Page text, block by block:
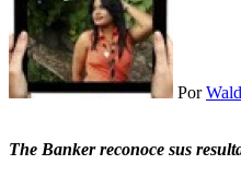
Por
The Bankerreconoce sus